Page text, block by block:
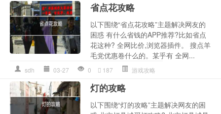
省点花攻略
以下围绕“省点花攻略”主题解决网友的
困惑 有什么省钱的APP推荐?比如省点
花这种? 全网比价,浏览器插件。 搜点羊
毛党优惠卷什么的。某乎有 全网...
sdh 03-27 0 187 游戏攻略
灯的攻略
以下围绕“灯的攻略”主题解决网友的困